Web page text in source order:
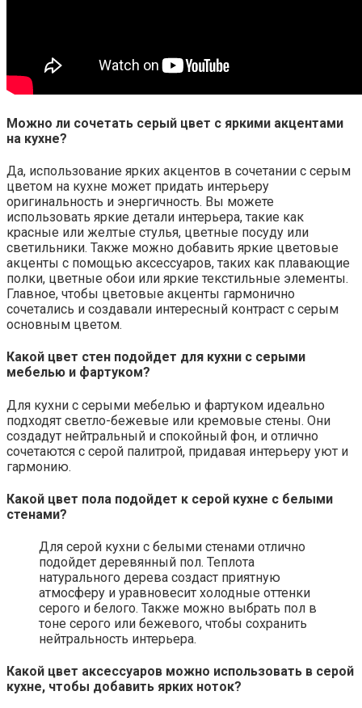
Можно ли сочетать серый цвет с яркими акцентами
на кухне?
Да, использование ярких акцентов в сочетании с серым
цветом на кухне может придать интерьеру
оригинальность и энергичность. Вы можете
использовать яркие детали интерьера, такие как
красные или желтые стулья, цветные посуду или
светильники. Также можно добавить яркие цветовые
акценты с помощью аксессуаров, таких как плавающие
полки, цветные обои или яркие текстильные элементы.
Главное, чтобы цветовые акценты гармонично
сочетались и создавали интересный контраст с серым
основным цветом.
Какой цвет стен подойдет для кухни с серыми
мебелью и фартуком?
Для кухни с серыми мебелью и фартуком идеально
подходят светло-бежевые или кремовые стены. Они
создадут нейтральный и спокойный фон, и отлично
сочетаются с серой палитрой, придавая интерьеру уют и
гармонию.
Какой цвет пола подойдет к серой кухне с белыми
стенами?
Для серой кухни с белыми стенами отлично
подойдет деревянный пол. Теплота
натурального дерева создаст приятную
атмосферу и уравновесит холодные оттенки
серого и белого. Также можно выбрать пол в
тоне серого или бежевого, чтобы сохранить
нейтральность интерьера.
Какой цвет аксессуаров можно использовать в серой
кухне, чтобы добавить ярких ноток?